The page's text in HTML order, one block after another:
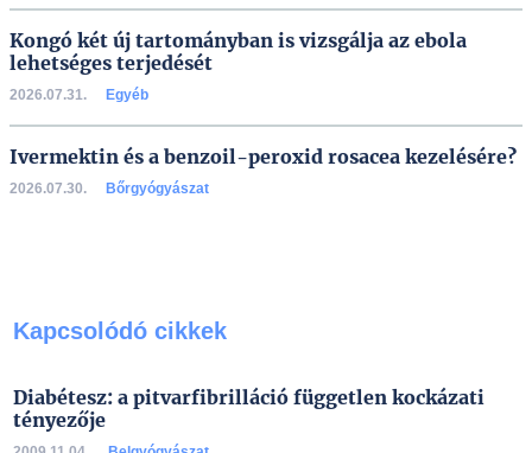
Kongó két új tartományban is vizsgálja az ebola
lehetséges terjedését
2026.07.31. Egyéb
Ivermektin és a benzoil-peroxid rosacea kezelésére?
2026.07.30. Bőrgyógyászat
Kapcsolódó cikkek
Diabétesz: a pitvarfibrilláció független kockázati
tényezője